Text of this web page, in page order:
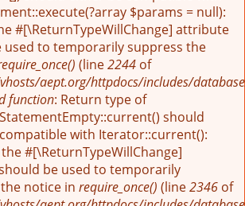
$params = null):
#[\ReturnTypeWillChange] attribute
used to temporarily suppress the
(line2244 of
aept.org/httpdocs/includes/
function: Return type of
should
with Iterator::current():
#[\ReturnTypeWillChange]
be used to temporarily
notice in require_once() (line2346 of